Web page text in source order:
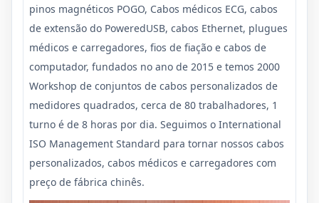
pinos magnéticos POGO, Cabos médicos ECG, cabos
de extensão do PoweredUSB, cabos Ethernet, plugues
médicos e carregadores, fios de fiação e cabos de
computador, fundados no ano de 2015 e temos 2000
Workshop de conjuntos de cabos personalizados de
medidores quadrados, cerca de 80 trabalhadores, 1
turno é de 8 horas por dia. Seguimos o International
ISO Management Standard para tornar nossos cabos
personalizados, cabos médicos e carregadores com
preço de fábrica chinês.